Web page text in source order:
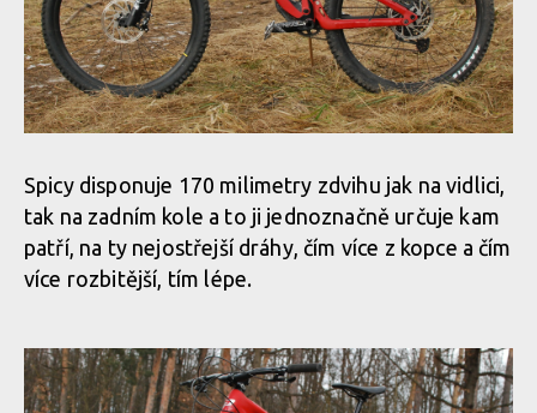
Spicy disponuje 170 milimetry zdvihu jak na vidlici,
tak na zadním kole a to ji jednoznačně určuje kam
patří, na ty nejostřejší dráhy, čím více z kopce a čím
více rozbitější, tím lépe.